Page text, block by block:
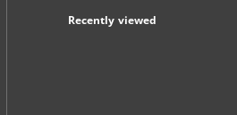
Recently viewed